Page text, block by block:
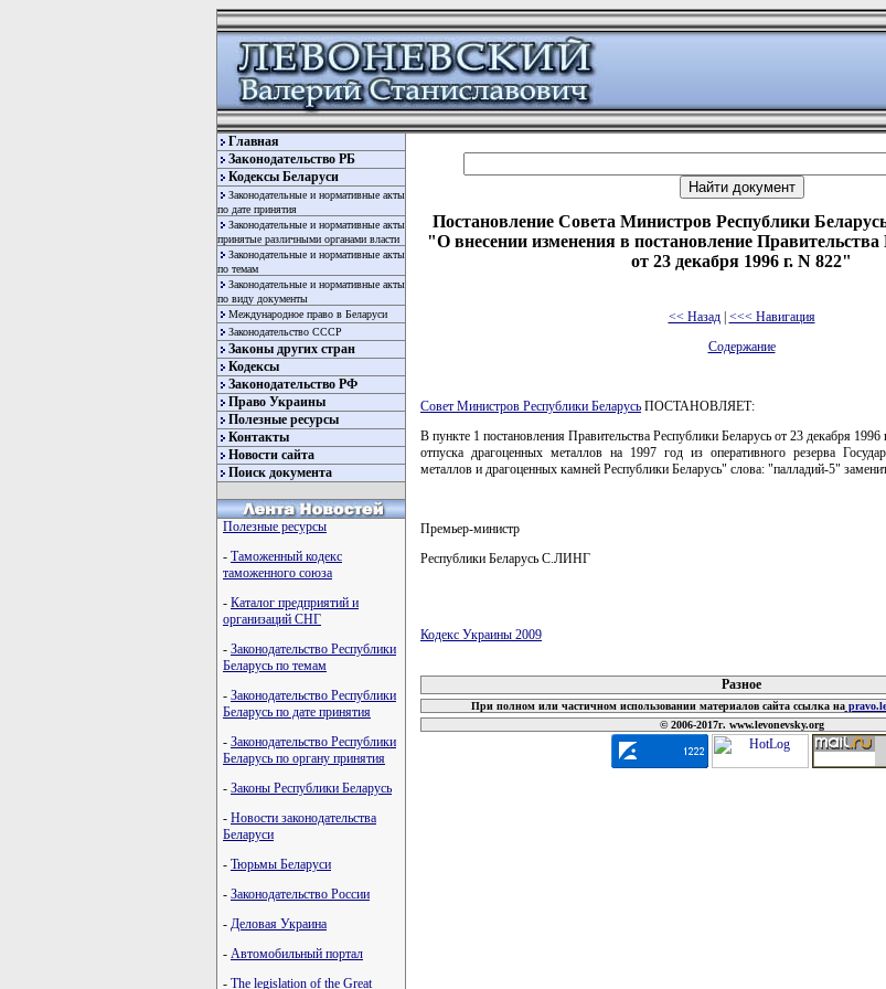
Главная
Законодательство РБ
Кодексы Беларуси
Законодательные и нормативные акты
по дате принятия
Законодательные и нормативные акты
принятые различными органами власти
Законодательные и нормативные акты
по темам
Законодательные и нормативные акты
по виду документы
Международное право в Беларуси
Законодательство СССР
Законы других стран
Кодексы
Законодательство РФ
Право Украины
Полезные ресурсы
Контакты
Новости сайта
Поиск документа
Полезные ресурсы
- Таможенный кодекс
таможенного союза
- Каталог предприятий и
организаций СНГ
- Законодательство Республики
Беларусь по темам
- Законодательство Республики
Беларусь по дате принятия
- Законодательство Республики
Беларусь по органу принятия
- Законы Республики Беларусь
- Новости законодательства
Беларуси
- Тюрьмы Беларуси
- Законодательство России
- Деловая Украина
- Автомобильный портал
- The legislation of the Great
Постановление Совета Министров Республики
"О внесении изменения в постановление Правительства
от 23 декабря 1996 г. N 822"
<< Назад| <<< Навигация
Содержание
Совет Министров Республики Беларусь ПОСТАНОВЛЯЕТ:
В пункте 1 постановления Правительства Республики Беларусь от 23 декабря
отпуска драгоценных металлов на 1997 год из оперативного резерва
металлов и драгоценных камней Республики Беларусь" слова: "палладий-5"
Премьер-министр
Республики Беларусь С.ЛИНГ
Кодекс Украины 2009
Разное
При полном или частичном использовании материалов сайта ссылка на
© 2006-2017г. www.levonevsky.org